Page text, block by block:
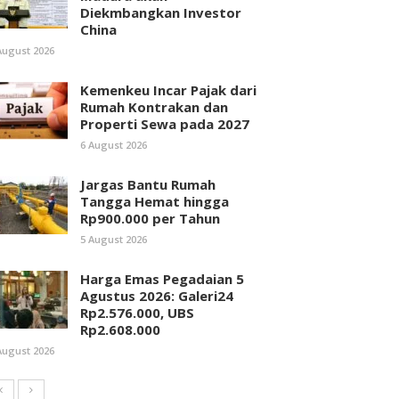
Diekmbangkan Investor
China
2026
Kemenkeu Incar Pajak dari
Rumah Kontrakan dan
Properti Sewa pada 2027
6 August 2026
Jargas Bantu Rumah
Tangga Hemat hingga
Rp900.000 per Tahun
5 August 2026
Harga Emas Pegadaian 5
Agustus 2026: Galeri24
Rp2.576.000, UBS
Rp2.608.000
2026